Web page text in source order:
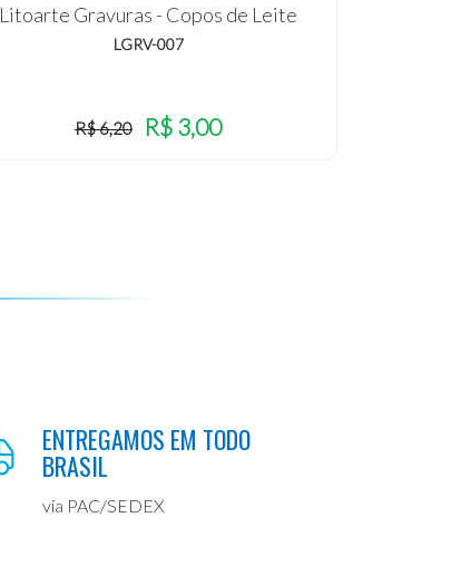
Litoarte Gravuras - Copos de Leite
LGRV-007
R$ 6,20 R$ 3,00
ENTREGAMOS EM TODO
BRASIL
via PAC/SEDEX